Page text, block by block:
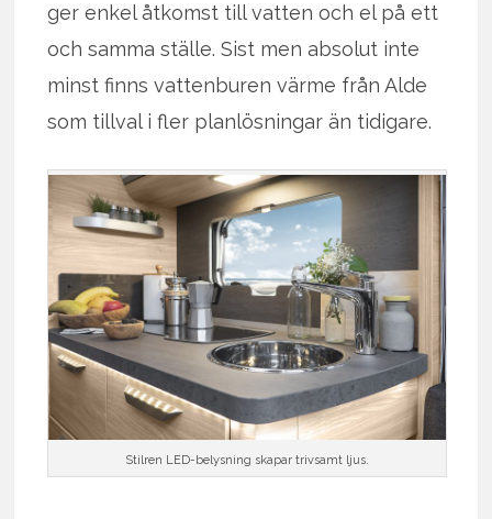
ger enkel åtkomst till vatten och el på ett
och samma ställe. Sist men absolut inte
minst finns vattenburen värme från Alde
som tillval i fler planlösningar än tidigare.
Stilren LED-belysning skapar trivsamt ljus.